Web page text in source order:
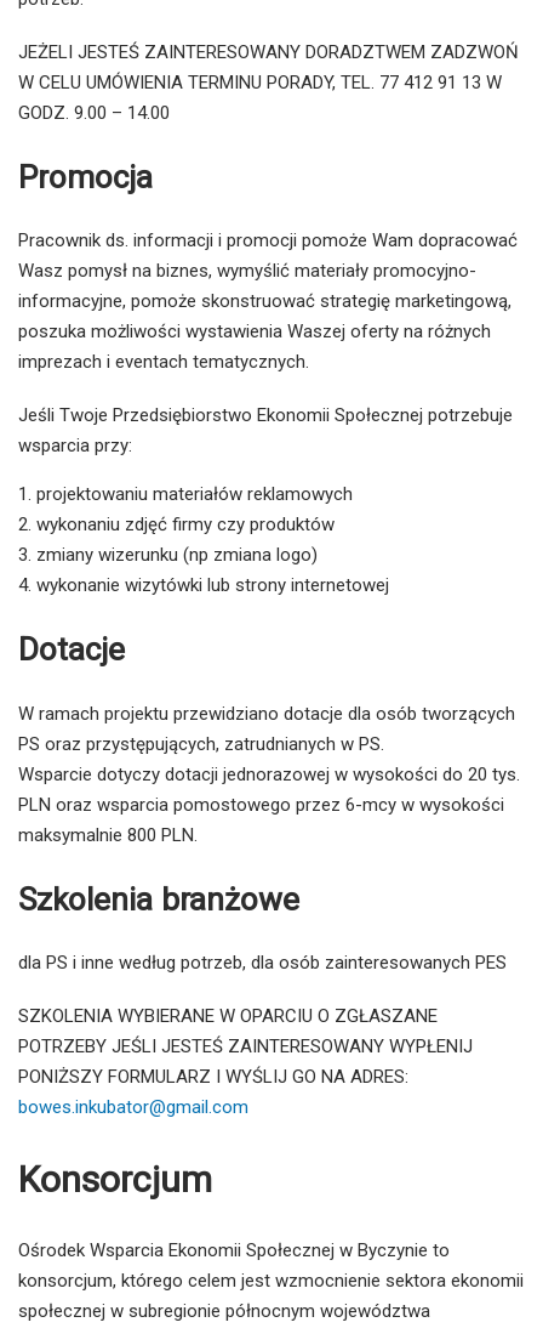
JEŻELI JESTEŚ ZAINTERESOWANY DORADZTWEM ZADZWOŃ
W CELU UMÓWIENIA TERMINU PORADY, TEL. 77 412 91 13 W
GODZ. 9.00 – 14.00
Promocja
Pracownik ds. informacji i promocji pomoże Wam dopracować
Wasz pomysł na biznes, wymyślić materiały promocyjno-
informacyjne, pomoże skonstruować strategię marketingową,
poszuka możliwości wystawienia Waszej oferty na różnych
imprezach i eventach tematycznych.
Jeśli Twoje Przedsiębiorstwo Ekonomii Społecznej potrzebuje
wsparcia przy:
projektowaniu materiałów reklamowych
wykonaniu zdjęć firmy czy produktów
zmiany wizerunku (np zmiana logo)
wykonanie wizytówki lub strony internetowej
Dotacje
W ramach projektu przewidziano dotacje dla osób tworzących
PS oraz przystępujących, zatrudnianych w PS.
Wsparcie dotyczy dotacji jednorazowej w wysokości do 20 tys.
PLN oraz wsparcia pomostowego przez 6-mcy w wysokości
maksymalnie 800 PLN.
Szkolenia branżowe
dla PS i inne według potrzeb, dla osób zainteresowanych PES
SZKOLENIA WYBIERANE W OPARCIU O ZGŁASZANE
POTRZEBY JEŚLI JESTEŚ ZAINTERESOWANY WYPŁENIJ
PONIŻSZY FORMULARZ I WYŚLIJ GO NA ADRES:
bowes.inkubator@gmail.com
Konsorcjum
Ośrodek Wsparcia Ekonomii Społecznej w Byczynie to
konsorcjum, którego celem jest wzmocnienie sektora ekonomii
społecznej w subregionie północnym województwa